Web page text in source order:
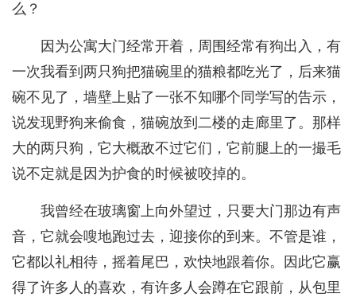
么？
因为公寓大门经常开着，周围经常有狗出入，有
一次我看到两只狗把猫碗里的猫粮都吃光了，后来猫
碗不见了，墙壁上贴了一张不知哪个同学写的告示，
说发现野狗来偷食，猫碗放到二楼的走廊里了。那样
大的两只狗，它大概敌不过它们，它前腿上的一撮毛
说不定就是因为护食的时候被咬掉的。
我曾经在玻璃窗上向外望过，只要大门那边有声
音，它就会嗖地跑过去，迎接你的到来。不管是谁，
它都以礼相待，摇着尾巴，欢快地跟着你。因此它赢
得了许多人的喜欢，有许多人会蹲在它跟前，从包里